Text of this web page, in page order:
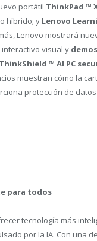
portátil ThinkPad ™
híbrido; y Lenovo
Lenovo mostrará
interactivo visual y
ThinkShield ™ AI PC
muestran cómo la
protección de
para todos
tecnología más
por la IA. Con una